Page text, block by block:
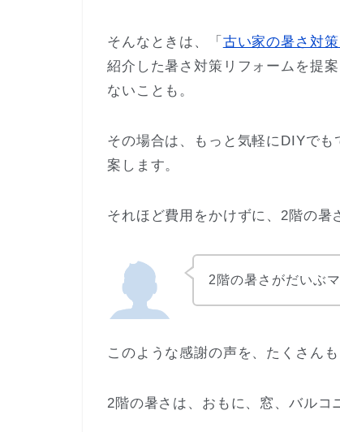
そんなときは、「 古い家の暑さ対
紹介した暑さ対策リフォームを提
ないことも。
その場合は、もっと気軽にDIYで
案します。
それほど費用をかけずに、2階の暑
2階の暑さがだいぶ
このような感謝の声を、たくさんも
2階の暑さは、おもに、窓、バルコ